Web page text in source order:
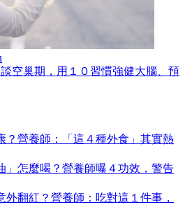
空巢期，用１０習慣強健大腦、預
？營養師：「這４種外食」其實熱
」怎麼喝？營養師曝４功效，警告
外翻紅？營養師：吃對這１件事，